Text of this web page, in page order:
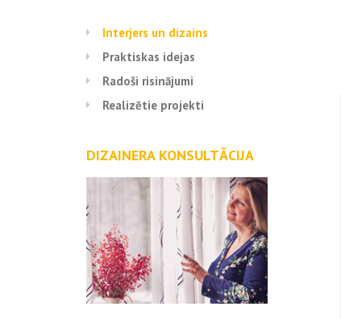
Interjers un dizains
Praktiskas idejas
Radoši risinājumi
Realizētie projekti
DIZAINERA KONSULTĀCIJA